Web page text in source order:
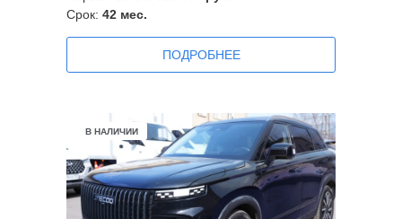
В НАЛИЧИИ
Срок: 42 мес.
ПОДРОБНЕЕ